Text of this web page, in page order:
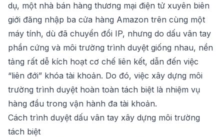
dụ, một nhà bán hàng thương mại điện tử xuyên biên
giới đăng nhập ba cửa hàng Amazon trên cùng một
máy tính, dù đã chuyển đổi IP, nhưng do dấu vân tay
phần cứng và môi trường trình duyệt giống nhau, nền
tảng rất dễ kích hoạt cơ chế liên kết, dẫn đến việc
“liên đới” khóa tài khoản. Do đó, việc xây dựng môi
trường trình duyệt hoàn toàn tách biệt là nhiệm vụ
hàng đầu trong vận hành đa tài khoản.
Cách trình duyệt dấu vân tay xây dựng môi trường
tách biệt